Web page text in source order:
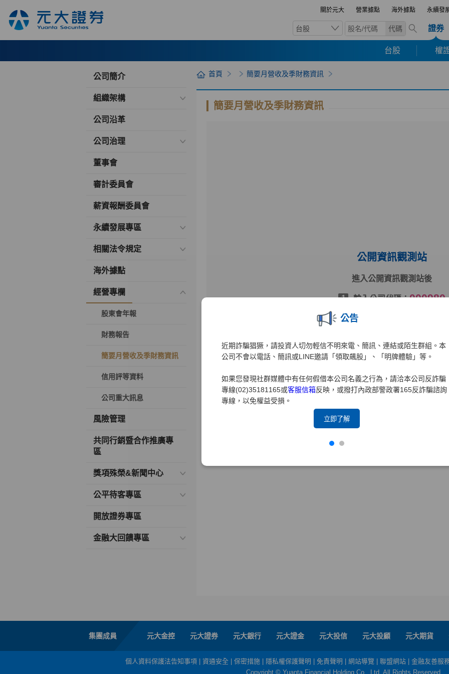
關於元大 營業據點 海外據點 永續發
台股 代碼 證券
台股 權
公告
近期詐騙猖獗，請投資人切勿輕信不明來電、簡訊、連結或陌生群組。本
公司不會以電話、簡訊或LINE邀請「領取飆股」、「明牌體驗」等。
如果您發現社群媒體中有任何假借本公司名義之行為，請洽本公司反詐騙
專線(02)35181165或客服信箱反映，或撥打內政部警政署165反詐騙諮詢
專線，以免權益受損。
立即了解
公司簡介
組織架構
公司沿革
公司治理
董事會
審計委員會
薪資報酬委員會
永續發展專區
相關法令規定
海外據點
經營專欄
股東會年報
財務報告
簡要月營收及季財務資訊
信用評等資料
公司重大訊息
風險管理
共同行銷暨合作推廣專
區
獎項殊榮&新聞中心
公平待客專區
開放證券專區
金融大回饋專區
首頁 簡要月營收及季財務資訊
簡要月營收及季財務資訊
公開資訊觀測站
進入公開資訊觀測站後
1 輸入公司代碼：000980
2 按下[搜尋]
前往公開資訊觀測站(中文版)
前往公開資訊觀測站(英文版)
集團成員 元大金控 元大證券 元大銀行 元大證金 元大投信 元大投顧 元大期貨
個人資料保護法告知事項 資通安全 保密措施 隱私權保護聲明 免責聲明 網站導覽 聯盟網站
金融友善服
Copyright © Yuanta Financial Holding Co., Ltd. All Rights Reserved.